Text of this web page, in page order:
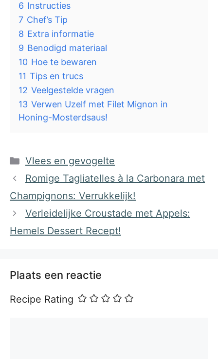
6 Instructies
7 Chef’s Tip
8 Extra informatie
9 Benodigd materiaal
10 Hoe te bewaren
11 Tips en trucs
12 Veelgestelde vragen
13 Verwen Uzelf met Filet Mignon in
Honing-Mosterdsaus!
Categorieën
Vlees en gevogelte
Romige Tagliatelles à la Carbonara met
Champignons: Verrukkelijk!
Verleidelijke Croustade met Appels:
Hemels Dessert Recept!
Plaats een reactie
Recipe Rating